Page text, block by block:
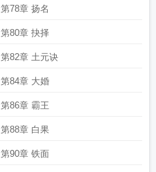
第78章 扬名
第80章 抉择
第82章 土元诀
第84章 大婚
第86章 霸王
第88章 白果
第90章 铁面